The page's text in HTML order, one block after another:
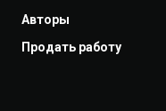
Авторы
Продать работу